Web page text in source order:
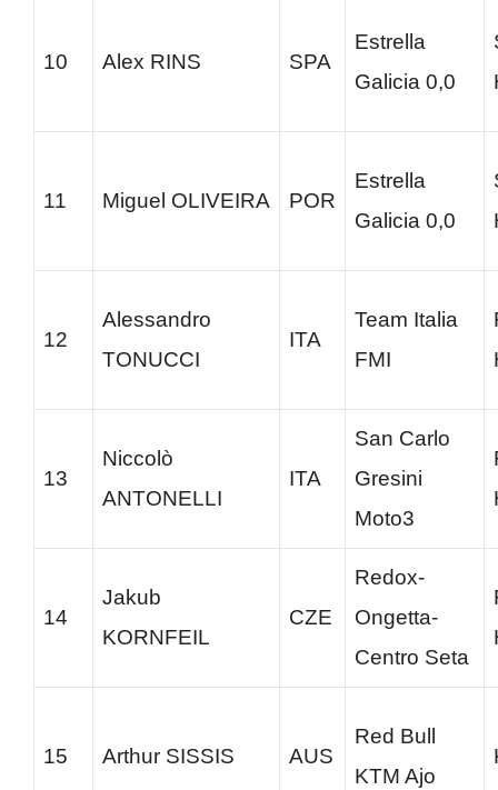
10 Alex RINS SPA
Estrella
Galicia 0,0
11 Miguel OLIVEIRA POR
Estrella
Galicia 0,0
12
Alessandro
TONUCCI
ITA
Team Italia
FMI
13
Niccolò
ANTONELLI
ITA
San Carlo
Gresini
Moto3
14
Jakub
KORNFEIL
CZE
Redox-
Ongetta-
Centro Seta
15 Arthur SISSIS AUS
Red Bull
KTM Ajo